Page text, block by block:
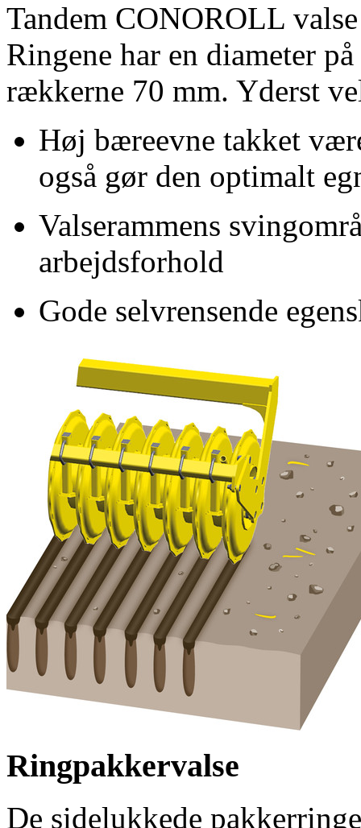
Tandem CONOROLL
Ringene har en diameter på
rækkerne 70 mm. Yderst
Høj bæreevne takket
også gør den optimalt
Valserammens
arbejdsforhold
Gode selvrensende
Ringpakkervalse
De sidelukkede